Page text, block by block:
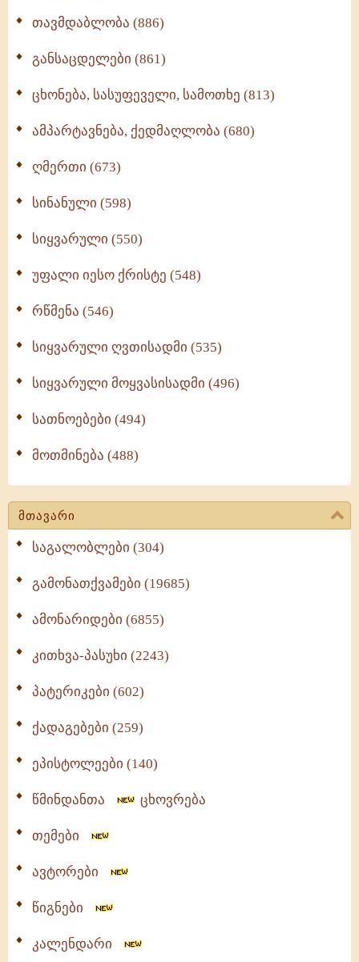
თავმდაბლობა (886)
განსაცდელები (861)
ცხონება, სასუფეველი, სამოთხე (813)
ამპარტავნება, ქედმაღლობა (680)
ღმერთი (673)
სინანული (598)
სიყვარული (550)
უფალი იესო ქრისტე (548)
რწმენა (546)
სიყვარული ღვთისადმი (535)
სიყვარული მოყვასისადმი (496)
სათნოებები (494)
მოთმინება (488)
მთავარი
საგალობლები (304)
გამონათქვამები (19685)
ამონარიდები (6855)
კითხვა-პასუხი (2243)
პატერიკები (602)
ქადაგებები (259)
ეპისტოლეები (140)
წმინდანთა ცხოვრება
თემები
ავტორები
წიგნები
კალენდარი